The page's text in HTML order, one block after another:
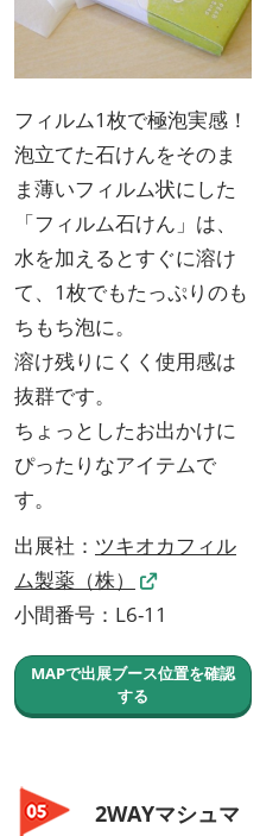
フィルム1枚で極泡実感！
泡立てた石けんをそのま
ま薄いフィルム状にした
「フィルム石けん」は、
水を加えるとすぐに溶け
て、1枚でもたっぷりのも
ちもち泡に。
溶け残りにくく使用感は
抜群です。
ちょっとしたお出かけに
ぴったりなアイテムで
す。
出展社： ツキオカフィル
ム製薬（株）
小間番号：L6-11
MAPで出展ブース位置を確認
する
2WAYマシュマ